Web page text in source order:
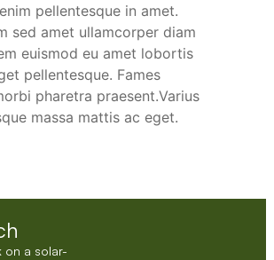
pellentesque in amet.
sed amet ullamcorper diam
euismod eu amet lobortis
pellentesque. Fames
pharetra praesent.Varius
massa mattis ac eget.
on a solar-